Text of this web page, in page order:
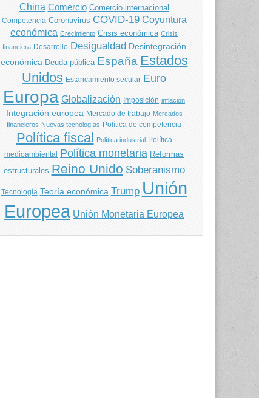
China Comercio Comercio internacional
Competencia Coronavirus COVID-19 Coyuntura
económica Crecimiento Crisis económica Crisis
financiera Desarrollo Desigualdad Desintegración
económica Deuda pública España Estados
Unidos Estancamiento secular Euro
Europa Globalización Imposición inflación
Integración europea Mercado de trabajo Mercados
financieros Nuevas tecnologías Política de competencia
Política fiscal Política industrial Política
medioambiental Política monetaria Reformas
estructurales Reino Unido Soberanismo
Tecnología Teoría económica Trump Unión
Europea Unión Monetaria Europea